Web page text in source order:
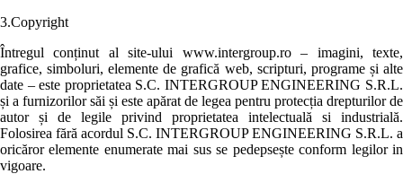
3.Copyright
Întregul conținut al site-ului www.intergroup.ro – imagini, texte,
grafice, simboluri, elemente de grafică web, scripturi, programe și alte
date – este proprietatea S.C. INTERGROUP ENGINEERING S.R.L.
și a furnizorilor săi și este apărat de legea pentru protecția drepturilor de
autor și de legile privind proprietatea intelectuală si industrială.
Folosirea fără acordul S.C. INTERGROUP ENGINEERING S.R.L. a
oricăror elemente enumerate mai sus se pedepsește conform legilor in
vigoare.